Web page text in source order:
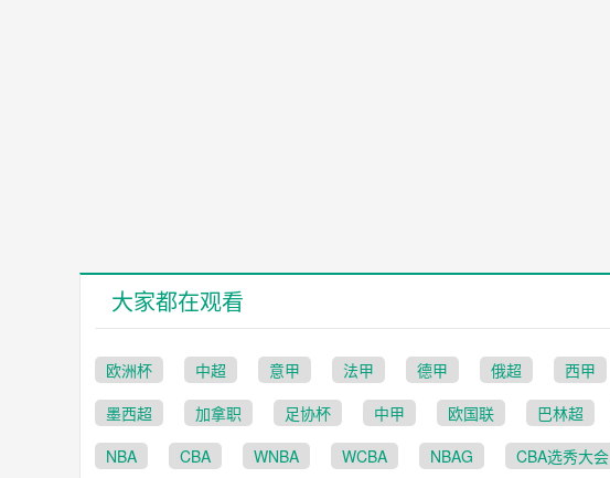
大家都在观看
欧洲杯 中超 意甲 法甲 德甲 俄超 西甲
墨西超
加拿职 足协杯 中甲 欧国联 巴林超
NBA
CBA WNBA WCBA NBAG CBA选秀大会